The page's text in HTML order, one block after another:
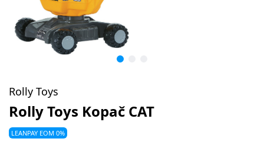
Rolly Toys
Rolly Toys Kopač CAT
LEANPAY EOM 0%